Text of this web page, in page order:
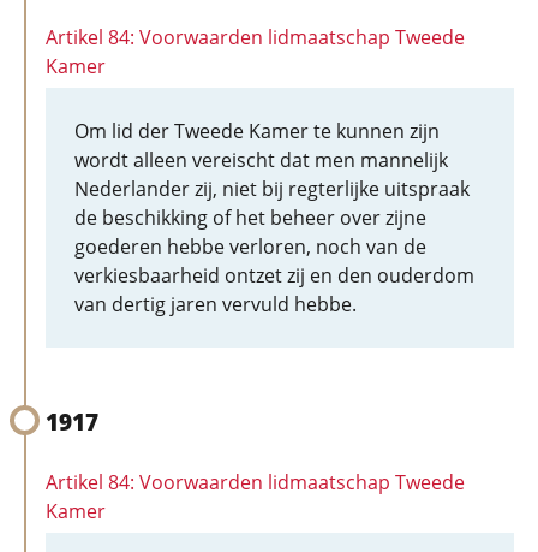
Artikel 84: Voorwaarden lidmaatschap Tweede
Kamer
Om lid der Tweede Kamer te kunnen zijn
wordt alleen vereischt dat men mannelijk
Nederlander zij, niet bij regterlijke uitspraak
de beschikking of het beheer over zijne
goederen hebbe verloren, noch van de
verkiesbaarheid ontzet zij en den ouderdom
van dertig jaren vervuld hebbe.
1917
Artikel 84: Voorwaarden lidmaatschap Tweede
Kamer